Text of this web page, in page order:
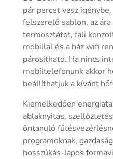
pár percet vesz
felszerelő sablon, az
termosztátot, fali
mobillal és a ház wifi
párosítható. Ha nincs
mobiltelefonunk akkor
beállíthatjuk a kívánt
Kiemelkedően
ablaknyitás,
öntanuló
programoknak,
hosszúkás-lapos